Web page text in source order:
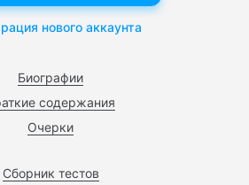
Биографии
содержания
Очерки
Сборник тестов
нового аккаунта